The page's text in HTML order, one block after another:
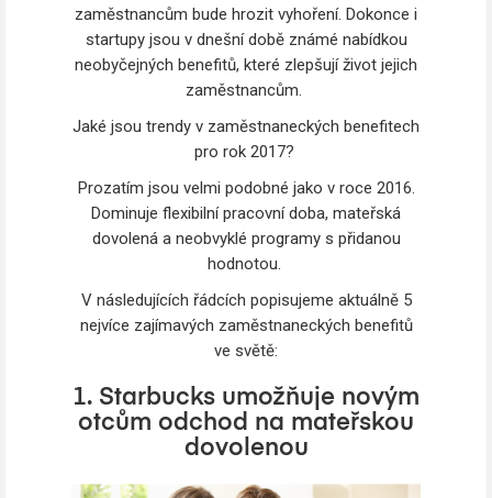
zaměstnancům bude hrozit vyhoření. Dokonce i
startupy jsou v dnešní době známé nabídkou
neobyčejných benefitů, které zlepšují život jejich
zaměstnancům.
Jaké jsou trendy v zaměstnaneckých benefitech
pro rok 2017?
Prozatím jsou velmi podobné jako v roce 2016.
Dominuje flexibilní pracovní doba, mateřská
dovolená a neobvyklé programy s přidanou
hodnotou.
V následujících řádcích popisujeme aktuálně 5
nejvíce zajímavých zaměstnaneckých benefitů
ve světě:
1. Starbucks umožňuje novým
otcům odchod na mateřskou
dovolenou